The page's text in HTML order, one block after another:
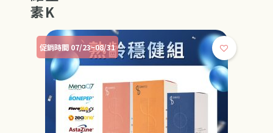
素K
促銷時間 07/23~08/31